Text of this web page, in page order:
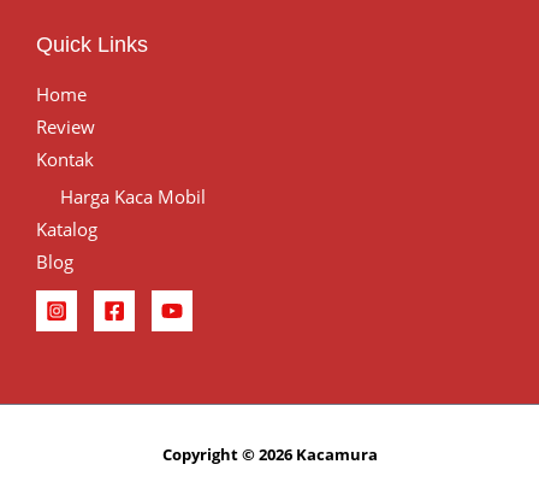
Quick Links
Home
Review
Kontak
Harga Kaca Mobil
Katalog
Blog
Copyright © 2026 Kacamura